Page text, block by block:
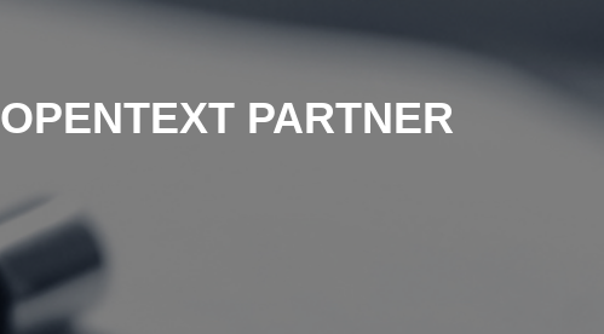
OPENTEXT PARTNER